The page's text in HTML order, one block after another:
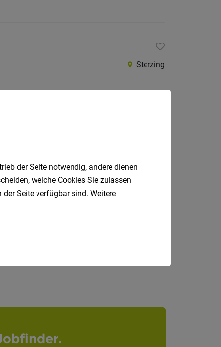
Sterzing
der Seite notwendig, andere dienen
welche Cookies Sie zulassen
Seite verfügbar sind. Weitere